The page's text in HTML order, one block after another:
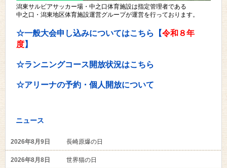
潟東サルビアサッカー場・中之口体育施設は指定管理者である
中之口・潟東地区体育施設運営グループが運営を行っております。
☆一般大会申し込みについてはこちら【令和８年
度】
☆ランニングコース開放状況はこちら
☆アリーナの予約・個人開放について
ニュース
2026年8月9日 長崎原爆の日
2026年8月8日 世界猫の日